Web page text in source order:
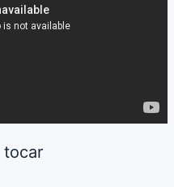
tocar